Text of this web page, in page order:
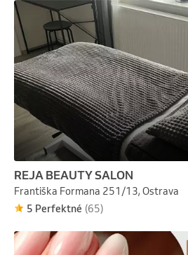
REJA BEAUTY SALON
Františka Formana 251/13, Ostrava
5 Perfektné (65)